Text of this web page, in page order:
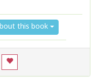
this book